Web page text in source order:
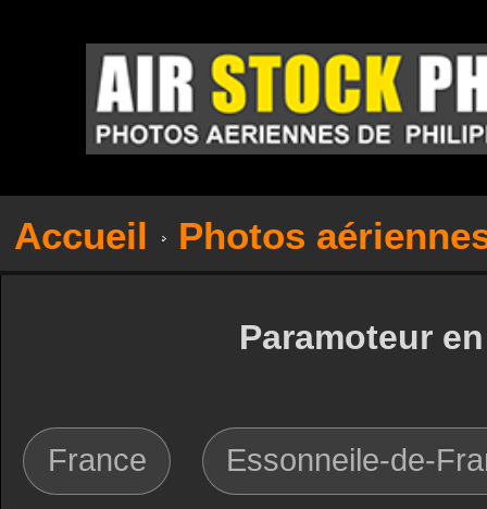
Accueil Photos
Paramoteur
France Essonneile-de-